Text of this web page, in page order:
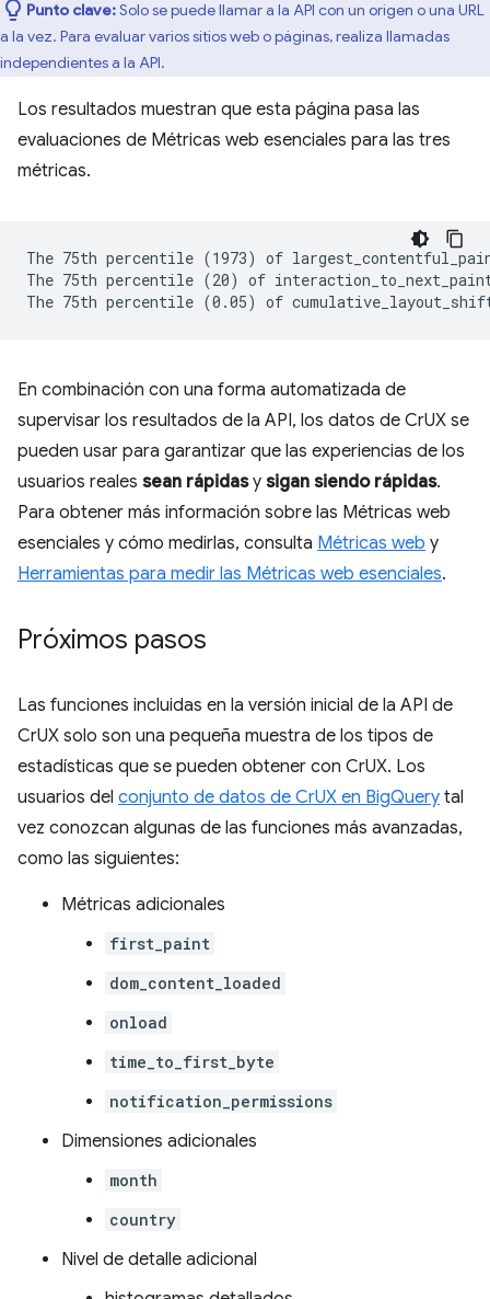
Punto clave:Solo se puede llamar a la API con un origen o una URL
a la vez. Para evaluar varios sitios web o páginas, realiza llamadas
independientes a la API.
Los resultados muestran que esta página pasa las
evaluaciones de Métricas web esenciales para las tres
métricas.
The 75th percentile (1973) of
The 75th percentile (20) of
En combinación con una forma automatizada de
supervisar los resultados de la API, los datos de CrUX se
pueden usar para garantizar que las experiencias de los
usuarios reales sean rápidasy sigan siendo rápidas.
Para obtener más información sobre las Métricas web
esenciales y cómo medirlas, consulta Métricas web y
Herramientas para medir las Métricas web esenciales.
Próximos pasos
Las funciones incluidas en la versión inicial de la API de
CrUX solo son una pequeña muestra de los tipos de
estadísticas que se pueden obtener con CrUX. Los
usuarios del conjunto de datos de CrUX en BigQuery tal
vez conozcan algunas de las funciones más avanzadas,
como las siguientes:
Métricas adicionales
first_paint
dom_content_loaded
onload
time_to_first_byte
notification_permissions
Dimensiones adicionales
month
country
Nivel de detalle adicional